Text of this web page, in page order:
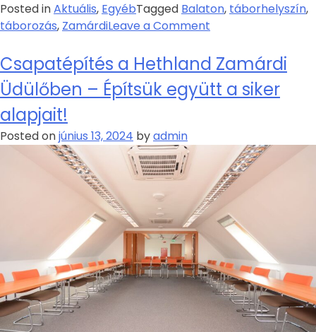
Posted inAktuális, EgyébTagged Balaton, táborhelyszín,
táborozás, ZamárdiLeave a Comment
Csapatépítés a Hethland Zamárdi
Üdülőben – Építsük együtt a siker
alapjait!
Posted onjúnius 13, 2024 byadmin